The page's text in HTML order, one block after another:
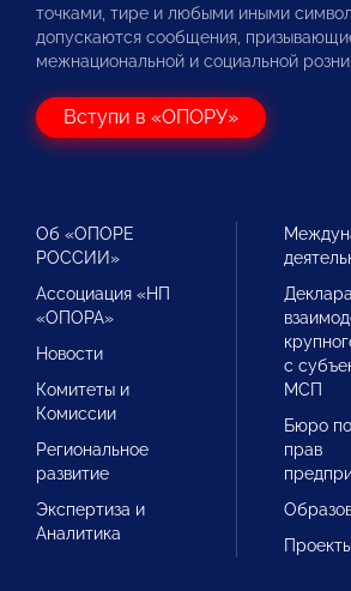
точками, тире и любыми иными
допускаются сообщения,
межнациональной и социальной розни.
Вступи в «ОПОРУ»
Об «ОПОРЕ
РОССИИ»
Ассоциация «НП
«ОПОРА»
Новости
Комитеты и
Комиссии
Региональное
развитие
Экспертиза и
Аналитика
с
МСП
Бюро
прав